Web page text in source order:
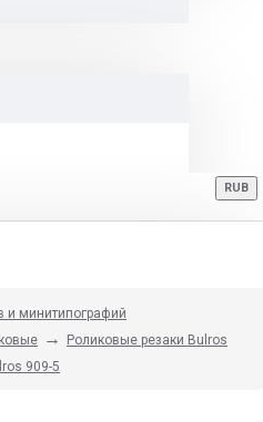
RUB
минитипографий
Роликовые резаки Bulros
909-5